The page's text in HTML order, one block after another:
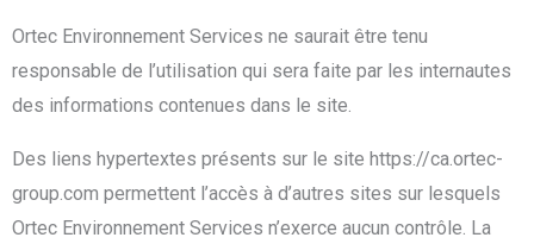
Ortec Environnement Services ne saurait être tenu
responsable de l’utilisation qui sera faite par les internautes
des informations contenues dans le site.
Des liens hypertextes présents sur le site https://ca.ortec-
group.com permettent l’accès à d’autres sites sur lesquels
Ortec Environnement Services n’exerce aucun contrôle. La